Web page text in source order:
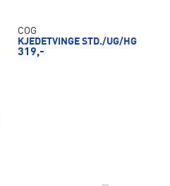
COG
KJEDETVINGE STD./UG/HG
319,-